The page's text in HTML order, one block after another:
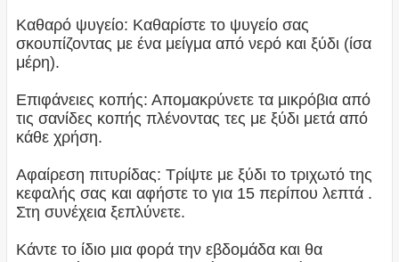
Καθαρό ψυγείο: Καθαρίστε το ψυγείο σας
σκουπίζοντας με ένα μείγμα από νερό και ξύδι (ίσα
μέρη).
Επιφάνειες κοπής: Απομακρύνετε τα μικρόβια από
τις σανίδες κοπής πλένοντας τες με ξύδι μετά από
κάθε χρήση.
Αφαίρεση πιτυρίδας: Τρίψτε με ξύδι το τριχωτό της
κεφαλής σας και αφήστε το για 15 περίπου λεπτά .
Στη συνέχεια ξεπλύνετε.
Κάντε το ίδιο μια φορά την εβδομάδα και θα